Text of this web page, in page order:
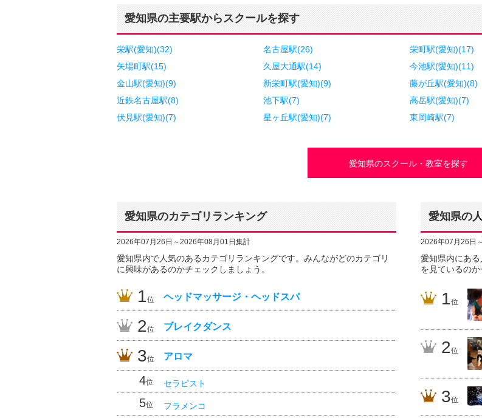
愛知県の主要駅からスクールを探す
栄駅(愛知)(32) 名古屋駅(26) 栄町駅(愛知)(17)
矢場町駅(15)
久屋大通駅(14) 今池駅(愛知)(11)
金山駅(愛知)(9)
新栄町駅(愛知)(9) 藤が丘駅(愛知)(8)
近鉄名古屋駅(8)
池下駅(7) 高岳駅(愛知)(7)
伏見駅(愛知)(7)
星ヶ丘駅(愛知)(7) 東岡崎駅(7)
愛知県のスクール・教室を探す
愛知県のカテゴリランキング
2026年07月26日～2026年08月01日集計
愛知県内で人気のあるカテゴリランキングです。みんながどのカテゴリ
に興味があるのかチェックしましょう。
1位 ヘッドマッサージ・ヘッドスパ
2位 ブレイクダンス
3位 アロマ
4位 セラピスト
5位 フラメンコ
愛知県の
2026年07月26日
愛知県内にあ
を見ているのか
1位
2位
3位